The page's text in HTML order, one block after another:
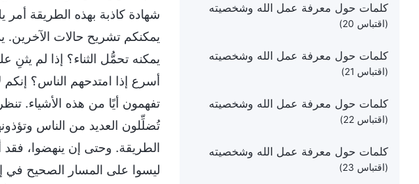
كلمات حول معرفة عمل الله وشخصيته
(اقتباس 20)
كلمات حول معرفة عمل الله وشخصيته
(اقتباس 21)
كلمات حول معرفة عمل الله وشخصيته
(اقتباس 22)
كلمات حول معرفة عمل الله وشخصيته
(اقتباس 23)
شهادة كاذبة بهذه الطريقة أمر
يمكنكم تشريح حالات الآخرين.
يمكنه تحمُّل الثناء؟ إذا لم
أسرع إذا امتدحهم الناس؟ إنكم
تفهمون أيًا من هذه الأشياء.
تُضلِّلون العديد من الناس
الطريقة. وحتى إن ينهضوا،
ليسوا على المسار الصحيح في